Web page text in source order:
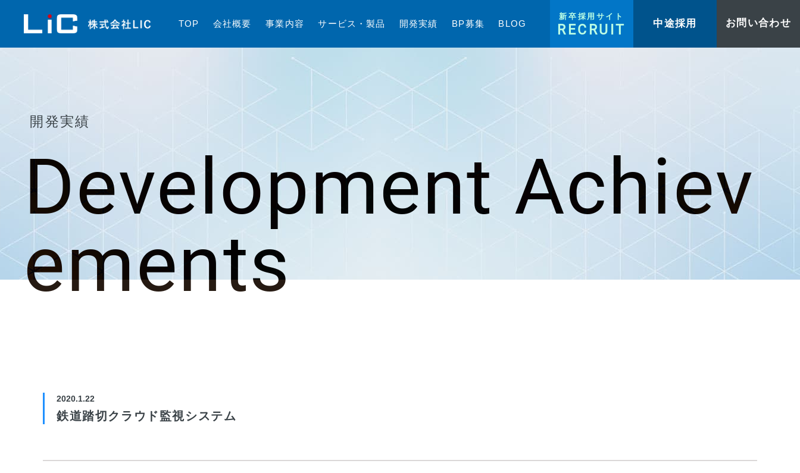
TOP 会社概要 事業 内容 サ ー ビス ・製品 開発実績 BP募集 BLOG
新卒採用サイト
RECRUIT 中途採用 お問い合わせ
開発実績
Development Achiev
ements
2020.1.22
鉄道踏切クラウド監視システム